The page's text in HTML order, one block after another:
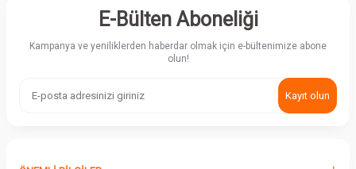
E-Bülten Aboneliği
Kampanya ve yeniliklerden haberdar olmak için e-bültenimize abone
olun!
Kayıt olun